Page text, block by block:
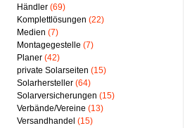
Händler (69)
Komplettlösungen (22)
Medien (7)
Montagegestelle (7)
Planer (42)
private Solarseiten (15)
Solarhersteller (64)
Solarversicherungen (15)
Verbände/Vereine (13)
Versandhandel (15)